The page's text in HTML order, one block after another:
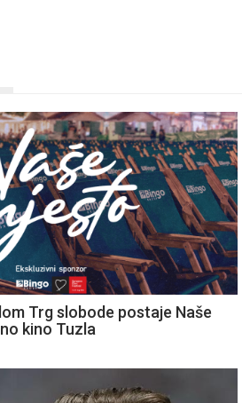
Trg slobode postaje Naše
kino Tuzla